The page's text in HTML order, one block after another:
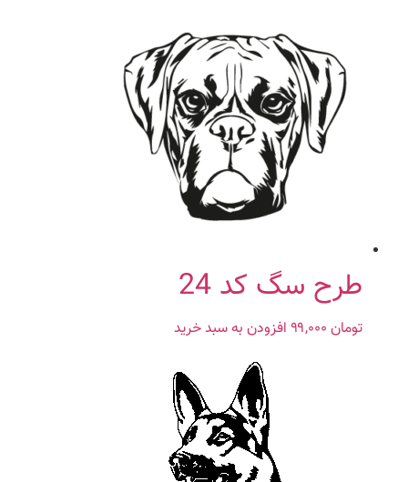
طرح سگ کد 24
تومان افزودن به سبد خرید